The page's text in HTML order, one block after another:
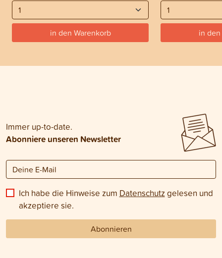
in den Warenkorb in
Immer up-to-date.
Abonniere unseren Newsletter
Ich habe die Hinweise zum Datenschutz gelesen und
akzeptiere sie.
Abonnieren